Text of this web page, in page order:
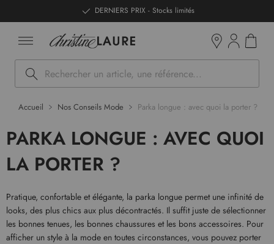
DERNIERS PRIX - Stocks limités
Rechercher
Accueil Nos Conseils Mode Parka longue : avec quoi la porter ?
PARKA LONGUE : AVEC QUOI
LA PORTER ?
Pratique, confortable et élégante, la parka longue permet une infinité de
looks, des plus chics aux plus décontractés. Il suffit juste de sélectionner
les bonnes tenues, les bonnes chaussures et les bons accessoires. Pour
afficher un style à la mode en toutes circonstances, vous pouvez porter